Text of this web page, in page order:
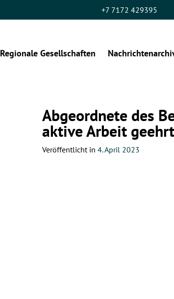
+7 7172 429395
Regionale Gesellschaften
Abgeordnete des
aktive Arbeit geehrt
Veröffentlicht in4. April 2023